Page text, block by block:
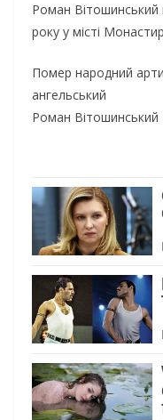
Роман Вітошинський
року у місті
Помер народний
ангельський
Роман Вітошинський